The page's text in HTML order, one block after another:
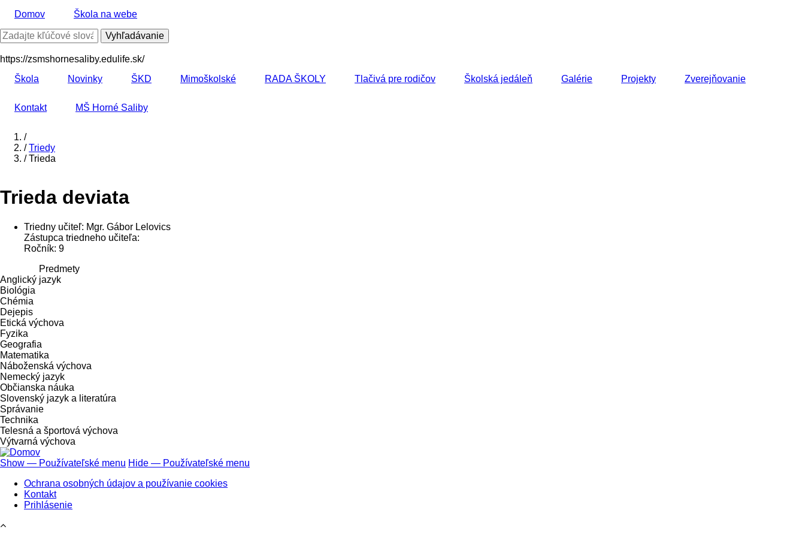
hlavný
obsah
Domov
Škola na webe
Vyhľadávanie
https://zsmshornesaliby.edulife.sk/
Škola
Novinky ŠKD Mimoškolské RADA ŠKOLY Tlačivá pre rodičov Školská jedáleň Galérie Projekty Zverejňovanie
Kontakt MŠ Horné Saliby
Breadcrumb
/Domov
/ Triedy
/ Trieda
Trieda deviata
Triedny učiteľ: Mgr. Gábor Lelovics
Zástupca triedneho učiteľa:
Ročník: 9
Predmety
Anglický jazyk
Biológia
Chémia
Dejepis
Etická výchova
Fyzika
Geografia
Matematika
Náboženská výchova
Nemecký jazyk
Občianska náuka
Slovenský jazyk a literatúra
Správanie
Technika
Telesná a športová výchova
Výtvarná výchova
Používateľské
menu
Show — Používateľské menu Hide — Používateľské menu
Ochrana osobných údajov a používanie cookies
Kontakt
Prihlásenie